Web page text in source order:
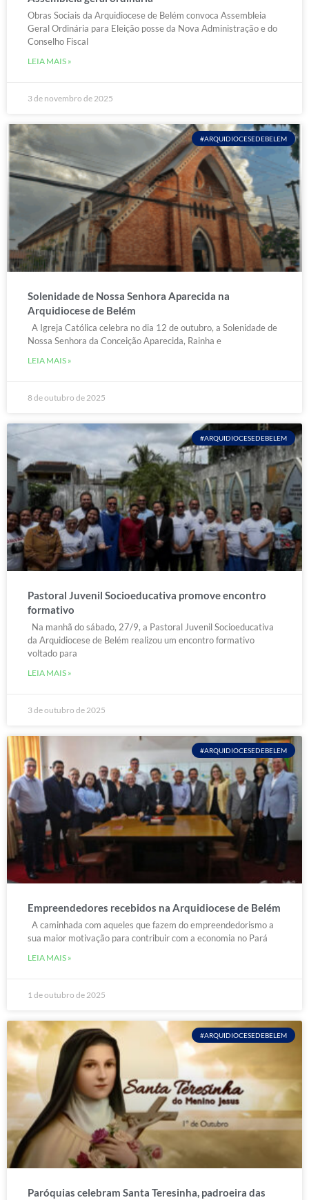
Obras Sociais da Arquidiocese de Belém convoca Assembleia
Geral Ordinária para Eleição posse da Nova Administração e do
Conselho Fiscal
LEIA MAIS »
3 de novembro de 2025
#ARQUIDIOCESEDEBELEM
Solenidade de Nossa Senhora Aparecida na
Arquidiocese de Belém
A Igreja Católica celebra no dia 12 de outubro, a Solenidade de
Nossa Senhora da Conceição Aparecida, Rainha e
LEIA MAIS »
8 de outubro de 2025
#ARQUIDIOCESEDEBELEM
Pastoral Juvenil Socioeducativa promove encontro
formativo
Na manhã do sábado, 27/9, a Pastoral Juvenil Socioeducativa
da Arquidiocese de Belém realizou um encontro formativo
voltado para
LEIA MAIS »
3 de outubro de 2025
#ARQUIDIOCESEDEBELEM
Empreendedores recebidos na Arquidiocese de Belém
A caminhada com aqueles que fazem do empreendedorismo a
sua maior motivação para contribuir com a economia no Pará
LEIA MAIS »
1 de outubro de 2025
#ARQUIDIOCESEDEBELEM
Paróquias celebram Santa Teresinha, padroeira das